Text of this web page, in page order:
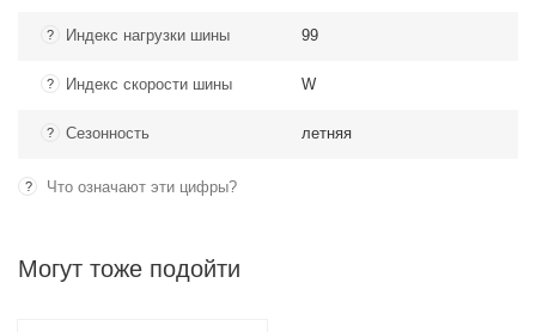
? Индекс нагрузки шины 99
? Индекс скорости шины W
? Сезонность летняя
? Что означают эти цифры?
Могут тоже подойти